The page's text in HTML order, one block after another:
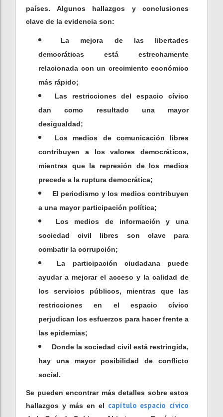
países. Algunos hallazgos y conclusiones
clave de la evidencia son:
La mejora de las libertades
democráticas está estrechamente
relacionada con un crecimiento económico
más rápido;
Las restricciones del espacio cívico
dan como resultado una mayor
desigualdad;
Los medios de comunicación libres
contribuyen a los valores democráticos,
mientras que la represión de los medios
precede a la ruptura democrática;
El periodismo y los medios contribuyen
a una mayor participación política;
Los medios de información y una
sociedad civil libres son clave para
combatir la corrupción;
La participación ciudadana puede
ayudar a mejorar el acceso y la calidad de
los servicios públicos, mientras que las
restricciones en el espacio cívico
perjudican los esfuerzos para hacer frente a
las epidemias;
Donde la sociedad civil está restringida,
hay una mayor posibilidad de conflicto
social.
Se pueden encontrar más detalles sobre estos
hallazgos y más en el capítulo espacio cívico